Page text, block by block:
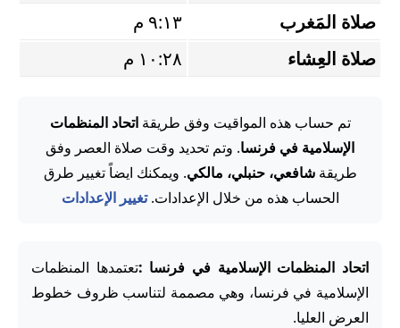
صلاة المَغرب
٩:١٣ م
صلاة العِشاء
١٠:٢٨ م
تم حساب هذه المواقيت وفق طريقةاتحاد المنظمات
الإسلامية في فرنسا. وتم تحديد وقت صلاة العصر وفق
طريقةشافعي، حنبلي، مالكي. ويمكنك ايضاً تغيير طرق
الحساب هذه من خلال الإعدادات.تغيير الإعدادات
اتحاد المنظمات الإسلامية في فرنسا :تعتمدها المنظمات
الإسلامية في فرنسا، وهي مصممة لتناسب ظروف خطوط
العرض العليا.